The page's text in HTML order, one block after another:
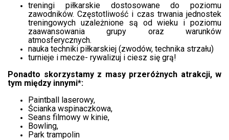
treningi piłkarskie dostosowane do poziomu
zawodników. Częstotliwość i czas trwania jednostek
treningowych uzależnione są od wieku i poziomu
zaawansowania grupy oraz warunków
atmosferycznych.
nauka techniki piłkarskiej (zwodów, technika strzału)
turnieje i mecze- rywalizuj i ciesz się grą!
Ponadto skorzystamy z masy przeróżnych atrakcji, w
tym między innymi*:
Paintball laserowy,
Ścianka wspinaczkowa,
Seans filmowy w kinie,
Bowling,
Park trampolin